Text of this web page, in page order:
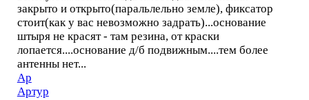
закрыто и открыто(паральлельно земле), фиксатор
стоит(как у вас невозможно задрать)...основание
штыря не красят - там резина, от краски
лопается....основание д/б подвижным....тем более
антенны нет...
Ар
Артур